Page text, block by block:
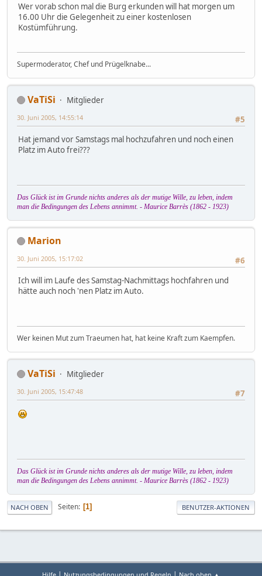
Wer vorab schon mal die Burg erkunden will hat morgen um
16.00 Uhr die Gelegenheit zu einer kostenlosen
Kostümführung.
Supermoderator, Chef und Prügelknabe...
VaTiSi
Mitglieder
#5
30. Juni 2005, 14:55:14
Hat jemand vor Samstags mal hochzufahren und noch einen
Platz im Auto frei???
Das Glück ist im Grunde nichts anderes als der mutige Wille, zu leben, indem
man die Bedingungen des Lebens annimmt. - Maurice Barrès (1862 - 1923)
Marion
#6
30. Juni 2005, 15:17:02
Ich will im Laufe des Samstag-Nachmittags hochfahren und
hätte auch noch 'nen Platz im Auto.
Wer keinen Mut zum Traeumen hat, hat keine Kraft zum Kaempfen.
VaTiSi
Mitglieder
#7
30. Juni 2005, 15:47:48
Das Glück ist im Grunde nichts anderes als der mutige Wille, zu leben, indem
man die Bedingungen des Lebens annimmt. - Maurice Barrès (1862 - 1923)
NACH OBEN Seiten 1 BENUTZER-AKTIONEN